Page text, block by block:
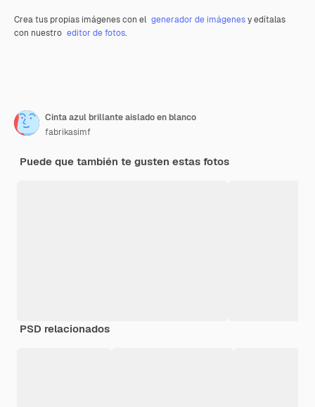
Crea tus propias imágenes con el generador de imágenesy edítalas
con nuestro editor de fotos.
Cinta azul brillante aislado en blanco
fabrikasimf
Puede que también te gusten estas fotos
PSD relacionados